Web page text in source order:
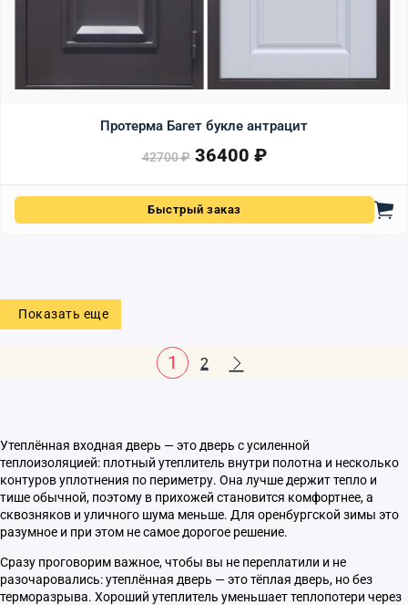
Протерма Багет букле антрацит
42700₽ Первоначальная цена
36400 ₽
Текущая цена: 36400 ₽.
Быстрый заказ
Показать еще
1 2
Утеплённая входная дверь — это дверь с усиленной
теплоизоляцией: плотный утеплитель внутри полотна и несколько
контуров уплотнения по периметру. Она лучше держит тепло и
тише обычной, поэтому в прихожей становится комфортнее, а
сквозняков и уличного шума меньше. Для оренбургской зимы это
разумное и при этом не самое дорогое решение.
Сразу проговорим важное, чтобы вы не переплатили и не
разочаровались: утеплённая дверь — это тёплая дверь, но без
терморазрыва. Хороший утеплитель уменьшает теплопотери через